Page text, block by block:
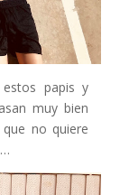
papis y
muy bien
no quiere